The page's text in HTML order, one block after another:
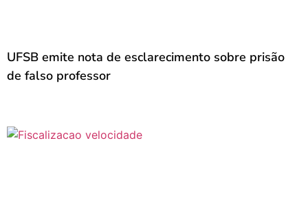
UFSB emite nota de esclarecimento sobre prisão
de falso professor